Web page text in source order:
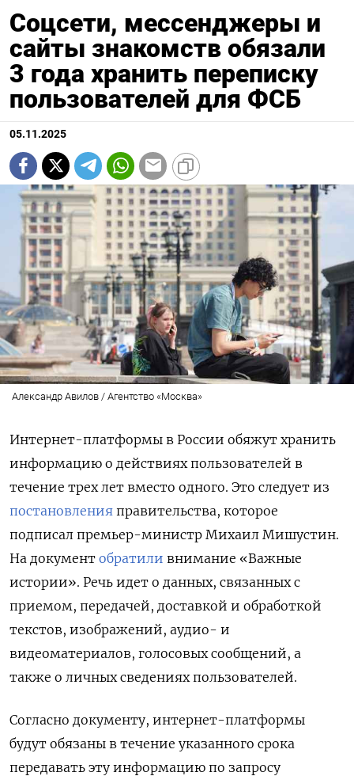
Соцсети, мессенджеры и
сайты знакомств обязали
3 года хранить переписку
пользователей для ФСБ
05.11.2025
Александр Авилов / Агентство «Москва»
Интернет-платформы в России обяжут хранить
информацию о действиях пользователей в
течение трех лет вместо одного. Это следует из
постановления правительства, которое
подписал премьер-министр Михаил Мишустин.
На документ обратили внимание «Важные
истории». Речь идет о данных, связанных с
приемом, передачей, доставкой и обработкой
текстов, изображений, аудио- и
видеоматериалов, голосовых сообщений, а
также о личных сведениях пользователей.
Согласно документу, интернет-платформы
будут обязаны в течение указанного срока
передавать эту информацию по запросу